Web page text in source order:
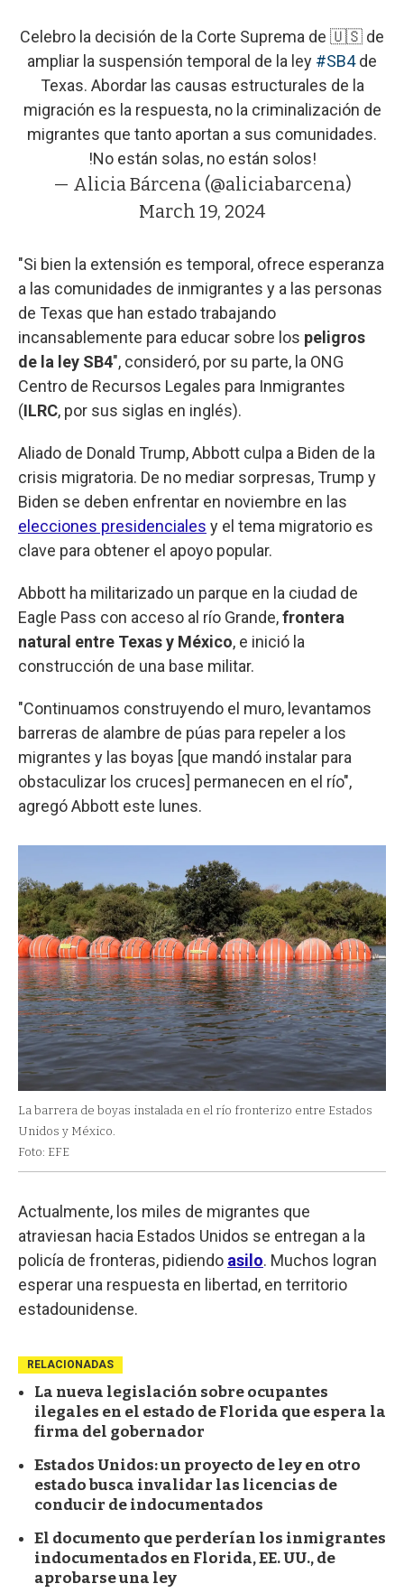
Celebro la decisión de la Corte Suprema de 🇺🇸 de
ampliar la suspensión temporal de la ley #SB4de
Texas. Abordar las causas estructurales de la
migración es la respuesta, no la criminalización de
migrantes que tanto aportan a sus comunidades.
!No están solas, no están solos!
— Alicia Bárcena (@aliciabarcena)
March 19, 2024
"Si bien la extensión es temporal, ofrece esperanza
a las comunidades de inmigrantes y a las personas
de Texas que han estado trabajando
incansablemente para educar sobre los peligros
de la ley SB4", consideró, por su parte, la ONG
Centro de Recursos Legales para Inmigrantes
(ILRC, por sus siglas en inglés).
Aliado de Donald Trump, Abbott culpa a Biden de la
crisis migratoria. De no mediar sorpresas, Trump y
Biden se deben enfrentar en noviembre en las
elecciones presidenciales y el tema migratorio es
clave para obtener el apoyo popular.
Abbott ha militarizado un parque en la ciudad de
Eagle Pass con acceso al río Grande,frontera
natural entre Texas y México, e inició la
construcción de una base militar.
"Continuamos construyendo el muro, levantamos
barreras de alambre de púas para repeler a los
migrantes y las boyas [que mandó instalar para
obstaculizar los cruces] permanecen en el río",
agregó Abbott este lunes.
La barrera de boyas instalada en el río fronterizo entre Estados
Unidos y México.
Foto: EFE
Actualmente, los miles de migrantes que
atraviesan hacia Estados Unidos se entregan a la
policía de fronteras, pidiendo asilo. Muchos logran
esperar una respuesta en libertad, en territorio
estadounidense.
RELACIONADAS
La nueva legislación sobre ocupantes
ilegales en el estado de Florida que espera la
firma del gobernador
Estados Unidos: un proyecto de ley en otro
estado busca invalidar las licencias de
conducir de indocumentados
El documento que perderían los inmigrantes
indocumentados en Florida, EE. UU., de
aprobarse una ley